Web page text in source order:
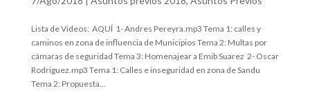
Lista de Videos: AQUÍ 1- Andres Pereyra.mp3 Tema 1: calles y
caminos en zona de influencia de Municipios Tema 2: Multas por
cámaras de seguridad Tema 3: Homenajear a Emib Suarez 2- Oscar
Rodriguez.mp3 Tema 1: Calles e inseguridad en zona de Sandu
Tema 2: Propuesta...